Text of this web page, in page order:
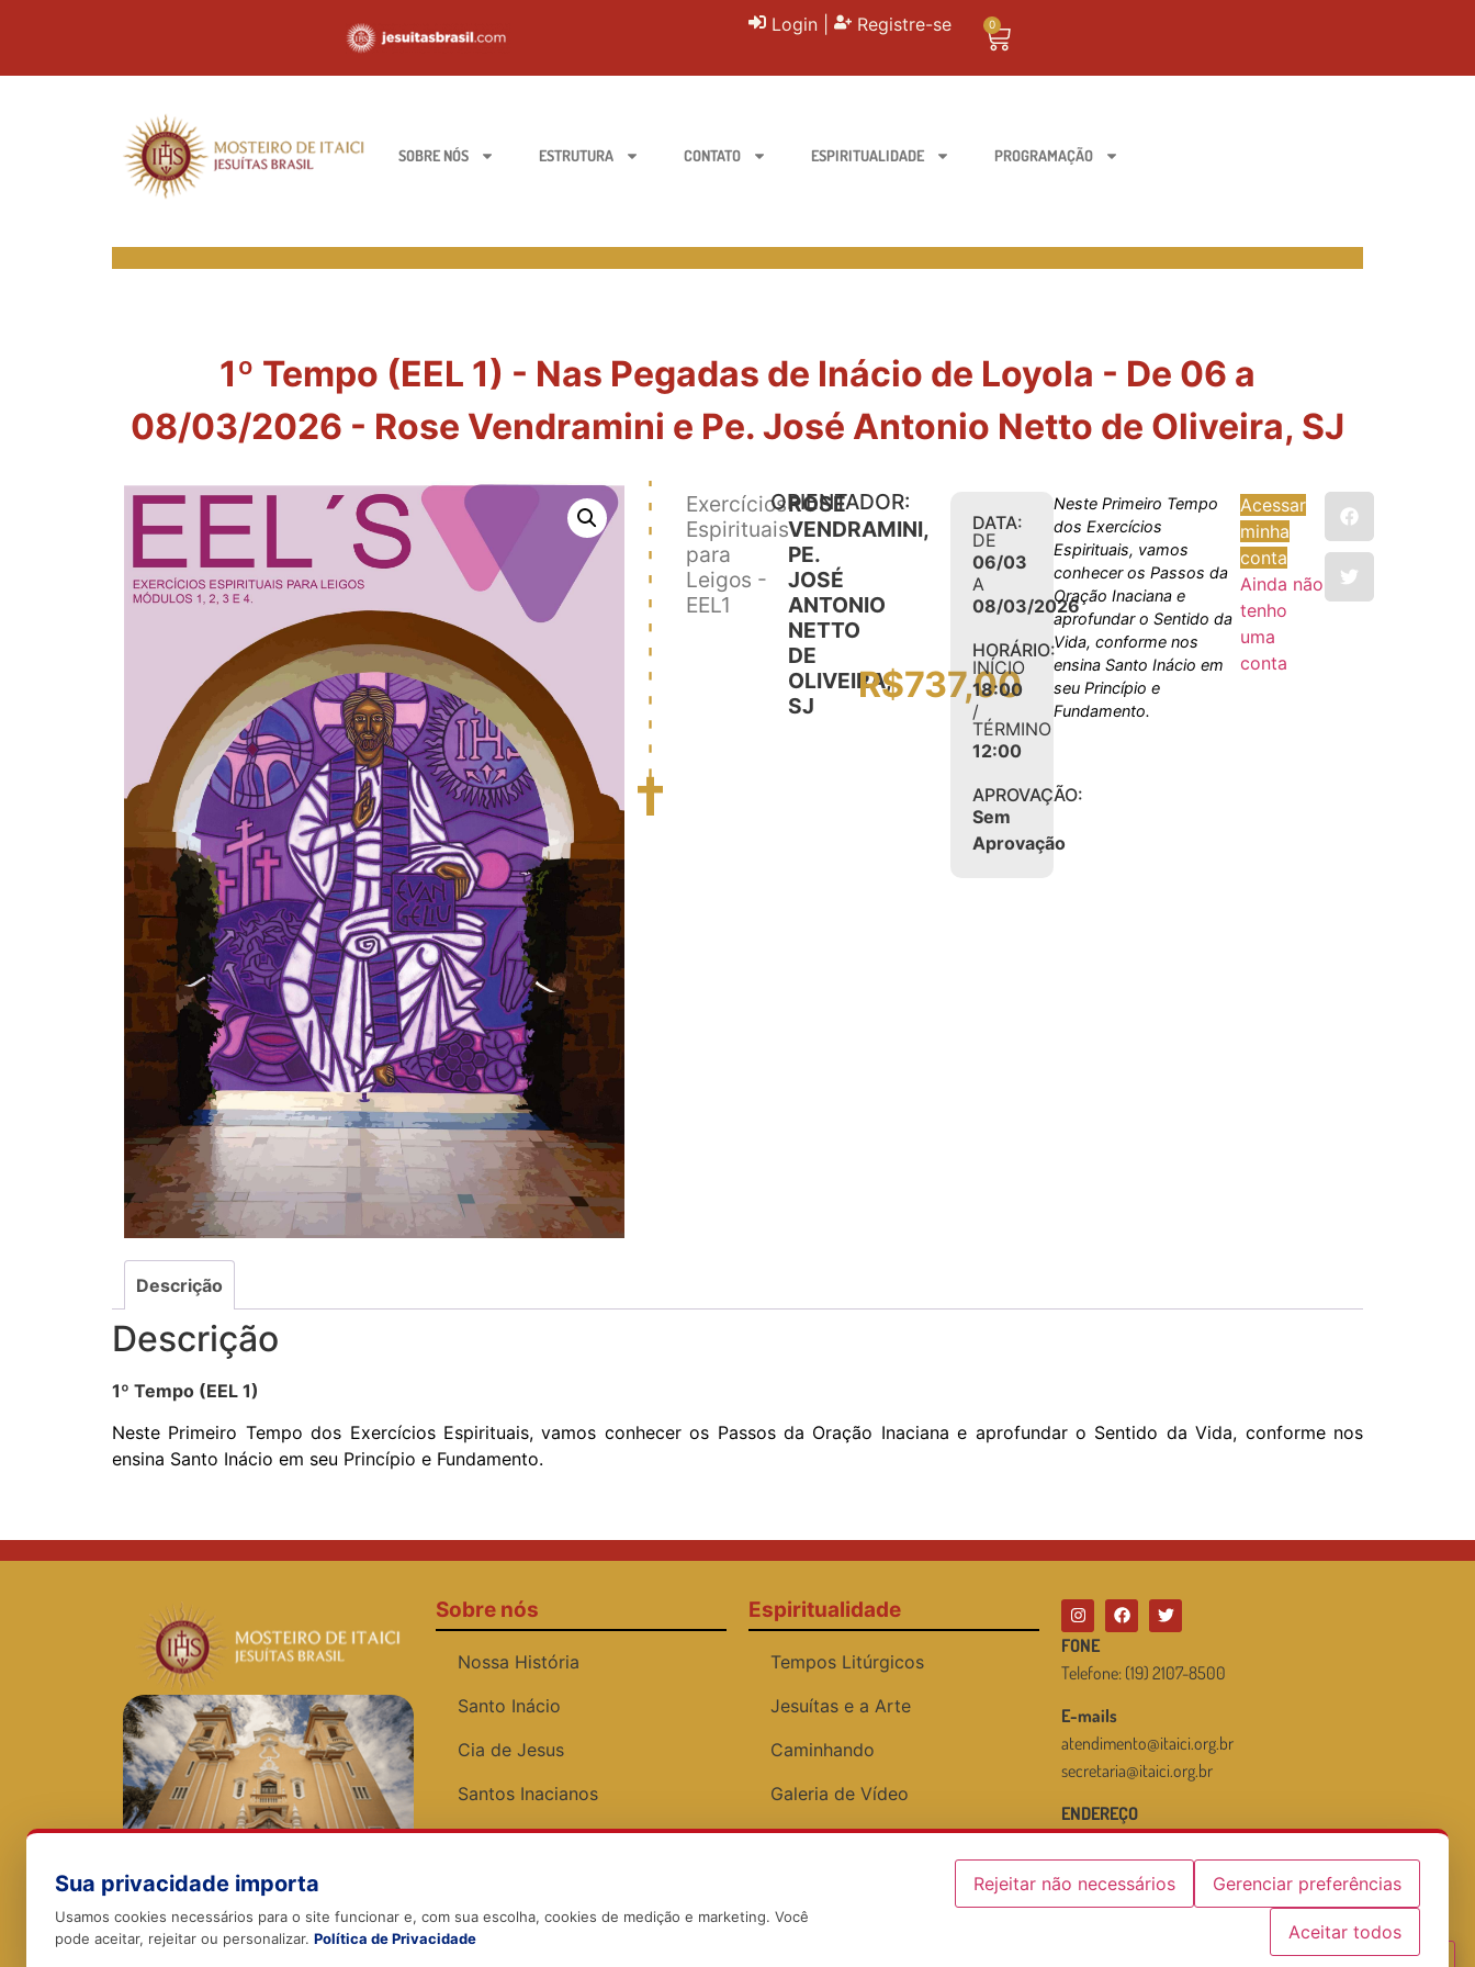
Login Registre-se 0
SOBRE NÓS ESTRUTURA CONTATO ESPIRITUALIDADE PROGRAMAÇÃO
1º Tempo (EEL 1) - Nas Pegadas de Inácio de Loyola - De 06 a
08/03/2026 - Rose Vendramini e Pe. José Antonio Netto de Oliveira, SJ
Exercícios
Espirituais
para
Leigos -
EEL1
ORIENTADOR:
ROSE
VENDRAMINI,
PE.
JOSÉ
ANTONIO
NETTO
DE
OLIVEIRA,
SJ
R$737,00
DATA:
DE
06/03
A
08/03/2026
HORÁRIO:
INÍCIO
18:00
/
TÉRMINO
12:00
APROVAÇÃO:
Sem
Aprovação
Neste Primeiro Tempo
dos Exercícios
Espirituais, vamos
conhecer os Passos da
Oração Inaciana e
aprofundar o Sentido da
Vida, conforme nos
ensina Santo Inácio em
seu Princípio e
Fundamento.
Acessar
minha
conta
Ainda não
tenho
uma
conta
Descrição
Descrição
1º Tempo (EEL 1)
Neste Primeiro Tempo dos Exercícios Espirituais, vamos conhecer os Passos da Oração Inaciana e aprofundar o Sentido da Vida, conforme nos
ensina Santo Inácio em seu Princípio e Fundamento.
Sobre nós
Nossa História
Santo Inácio
Cia de Jesus
Santos Inacianos
Vídeos Institucionais
Espiritualidade
Tempos Litúrgicos
Jesuítas e a Arte
Caminhando
Galeria de Vídeo
FONE
Telefone: (19) 2107-8500
E-mails
atendimento@itaici.org.br
secretaria@itaici.org.br
ENDEREÇO
Bairro Itaici – Indaiatuba / SP
Política de Privacidade & Cookies
Sua privacidade importa
Usamos cookies necessários para o site funcionar e, com sua escolha, cookies de medição e marketing. Você
pode aceitar, rejeitar ou personalizar. Política de Privacidade
Rejeitar não necessários Gerenciar preferências
Aceitar todos